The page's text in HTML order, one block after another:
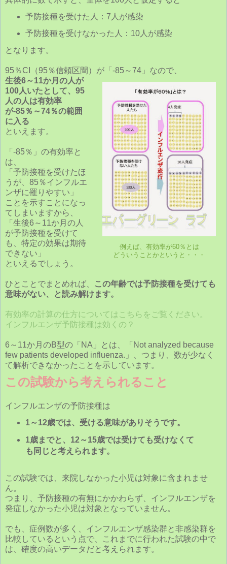
予防接種を受けた人：7人が感染
予防接種を受けなかった人：10人が感染
となります。
95％CI（95％信頼区間）が「-85～74」なので、
例えば、有効率が60％とは
どういうことかというと・・・
生後6～11か月の人が
100人いたとして、95
人の人は有効率
が-85％～74％の範囲
に入る
といえます。
「-85％」の有効率と
は、
「予防接種を受けたほ
うが、85％インフルエ
ンザに罹りやすい」
ことを示すことになっ
てしまいますから、
「生後6～11か月の人
が予防接種を受けて
も、特定の効果は期待
できない」
といえるでしょう。
ひとことでまとめれば、
この年齢では予防接種を受けても
意味がない、と読み解けます。
有効率の計算の仕方についてはこちらをご覧ください。
インフルエンザ予防接種は効くの？
6～11か月のB型の「NA」とは、「Not analyzed because
few patients developed influenza.」、つまり、数が少なく
て解析できなかったことを示しています。
この試験から考えられること
インフルエンザの予防接種は
1～12歳では、受ける意味がありそうです。
1歳までと、12～15歳では受けても受けなくて
も同じと考えられます。
この試験では、来院しなかった小児は対象に含まれませ
ん。
つまり、予防接種の有無にかかわらず、インフルエンザを
発症しなかった小児は対象となっていません。
でも、症例数が多く、インフルエンザ感染群と非感染群を
比較しているという点で、これまでに行われた試験の中で
は、確度の高いデータだと考えられます。